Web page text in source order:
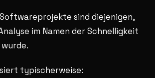
sind diejenigen,
im Namen der Schnelligkeit
typischerweise: